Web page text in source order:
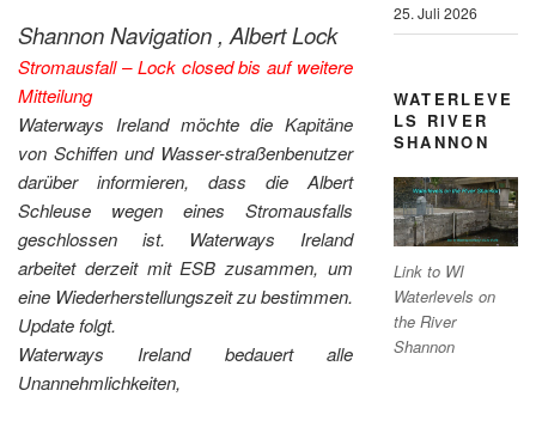
Shannon Navigation , Albert Lock
Stromausfall – Lock closed bis auf weitere
Mitteilung
Waterways Ireland möchte die Kapitäne
von Schiffen und Wasser-straßenbenutzer
darüber informieren, dass die Albert
Schleuse wegen eines Stromausfalls
geschlossen ist. Waterways Ireland
arbeitet derzeit mit ESB zusammen, um
eine Wiederherstellungszeit zu bestimmen.
Update folgt.
Waterways Ireland bedauert alle
Unannehmlichkeiten,
25. Juli 2026
WATERLEVE
LS RIVER
SHANNON
Link to WI
Waterlevels on
the River
Shannon